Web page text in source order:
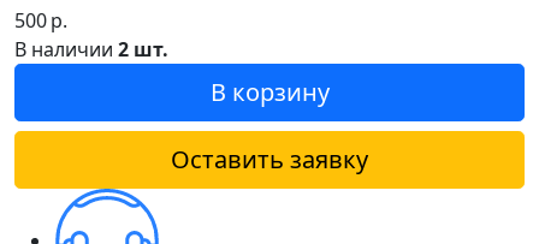
500р.
В наличии 2 шт.
В корзину
Оставить заявку